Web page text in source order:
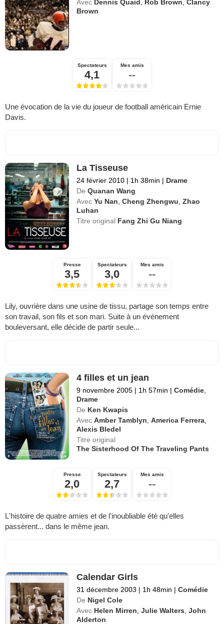
Avec Dennis Quaid Rob Brown ,Clancy
Brown
Spectateurs
4,1
Mes amis
--
Une évocation de la vie du joueur de football américain Ernie
Davis.
La Tisseuse
24 février 2010 | 1h 38min | Drame
De Quanan Wang
Avec Yu Nan ,Cheng Zhengwu ,Zhao
Luhan
Titre original Fang Zhi Gu Niang
Presse
3,5
Spectateurs
3,0
Mes amis
--
Lily, ouvrière dans une usine de tissu, partage son temps entre
son travail, son fils et son mari. Suite à un événement
bouleversant, elle décide de partir seule...
4 filles et un jean
9 novembre 2005 | 1h 57min | Comédie
Drame
De Ken Kwapis
Avec Amber Tamblyn ,America Ferrera
Alexis Bledel
Titre original
The Sisterhood Of The Traveling Pants
Presse
2,0
Spectateurs
2,7
Mes amis
--
L'histoire de quatre amies et de l'inoubliable été qu'elles
passèrent... dans le même jean.
Calendar Girls
31 décembre 2003 | 1h 48min | Comédie
De Nigel Cole
Avec Helen Mirren ,Julie Walters ,John
Alderton